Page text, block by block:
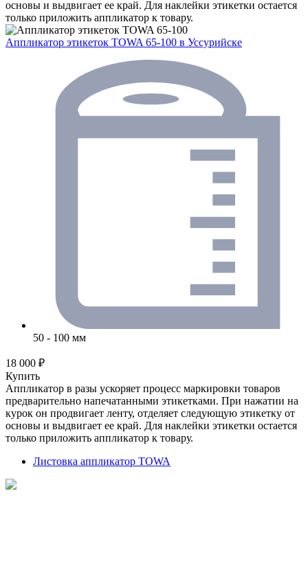
основы и выдвигает ее край. Для наклейки этикетки остается
только приложить аппликатор к товару.
Аппликатор этикеток TOWA 65-100 в Уссурийске
50 - 100 мм
18 000 ₽
Купить
Аппликатор в разы ускоряет процесс маркировки товаров
предварительно напечатанными этикетками. При нажатии на
курок он продвигает ленту, отделяет следующую этикетку от
основы и выдвигает ее край. Для наклейки этикетки остается
только приложить аппликатор к товару.
Листовка аппликатор TOWA